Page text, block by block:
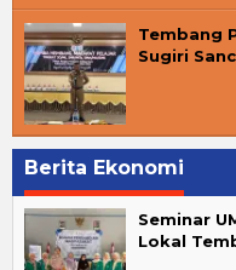
Tembang
Sugiri
Berita Ekonomi
Seminar
Lokal